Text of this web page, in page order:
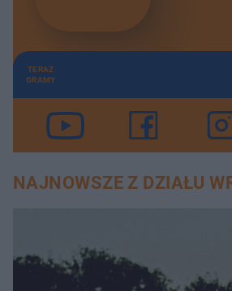
TERAZ
GRAMY
NAJNOWSZE Z DZIAŁU